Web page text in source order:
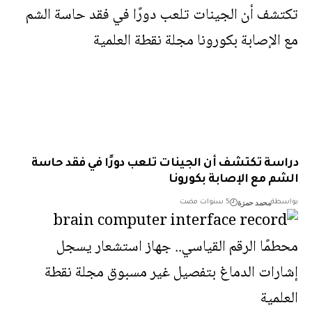
تكتشف أن الجينات تلعب دورًا في فقد حاسة
مع الإصابة بكورونا
محمد حمزة 5 سنوات مضت